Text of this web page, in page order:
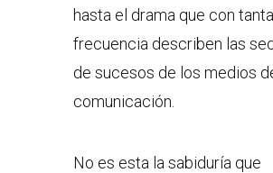
hasta el drama que con tanta
frecuencia describen las
de sucesos de los medios
comunicación.
No es esta la sabiduría que